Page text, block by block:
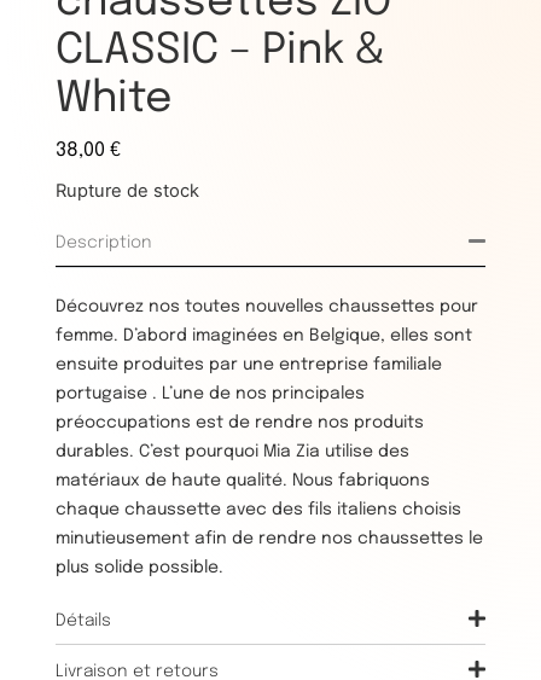
CLASSIC – Pink &
White
38,00 €
Rupture de stock
Description
Découvrez nos toutes nouvelles chaussettes pour
femme. D’abord imaginées en Belgique, elles sont
ensuite produites par une entreprise familiale
portugaise . L’une de nos principales
préoccupations est de rendre nos produits
durables. C’est pourquoi Mia Zia utilise des
matériaux de haute qualité. Nous fabriquons
chaque chaussette avec des fils italiens choisis
minutieusement afin de rendre nos chaussettes le
plus solide possible.
Détails
Livraison et retours